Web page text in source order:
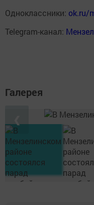
Одноклассники: ok.ru/
Telegram-канал:
Галерея